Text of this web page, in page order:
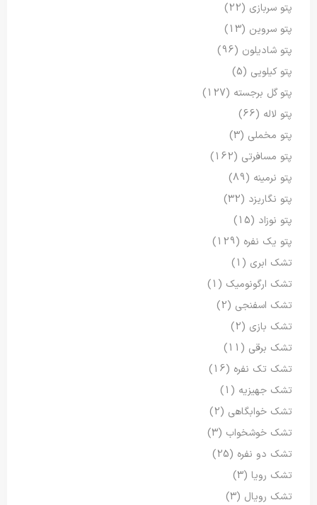
پتو سربازی (22)
پتو سروین (13)
پتو شادیلون (96)
پتو کیلویی (5)
پتو گل برجسته (127)
پتو لاله (66)
پتو مخملی (3)
پتو مسافرتی (162)
پتو نرمینه (89)
پتو نگاریزد (32)
پتو نوزاد (15)
پتو یک نفره (129)
تشک ابری (1)
تشک ارگونومیک (1)
تشک اسفنجی (2)
تشک بازی (2)
تشک برقی (11)
تشک تک نفره (16)
تشک جهیزیه (1)
تشک خوابگاهی (2)
تشک خوشخواب (3)
تشک دو نفره (25)
تشک رویا (3)
تشک رویال (3)